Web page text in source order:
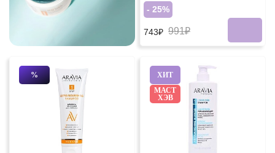
- 25%
743₽ 991₽
%
ХИТ
МАСТ
ХЭВ